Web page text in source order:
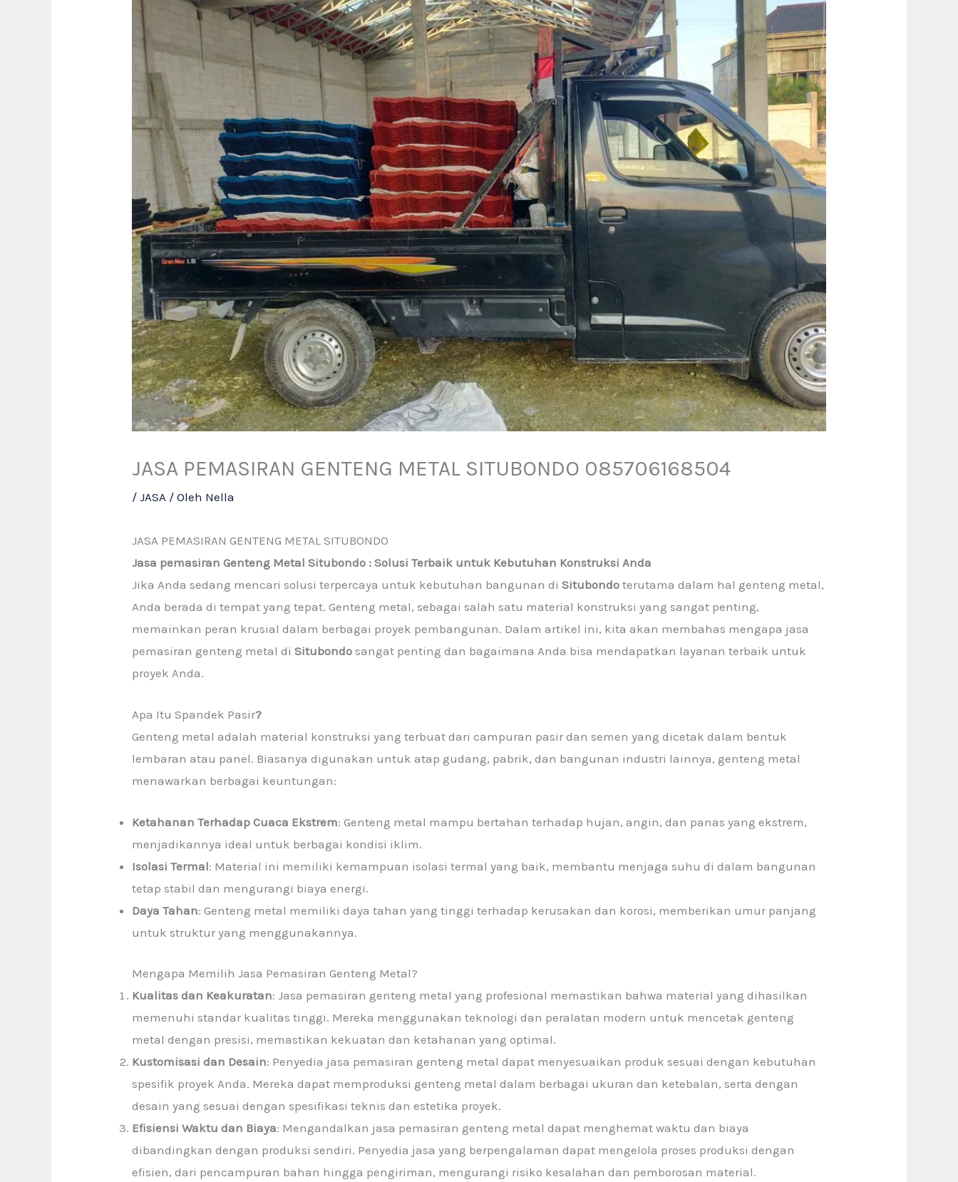
JASA PEMASIRAN GENTENG METAL SITUBONDO 085706168504
/JASA / Oleh Nella
JASA PEMASIRAN GENTENG METAL SITUBONDO
Jasa pemasiran Genteng Metal Situbondo : Solusi Terbaik untuk Kebutuhan Konstruksi Anda
Jika Anda sedang mencari solusi terpercaya untuk kebutuhan bangunan diSitubondoterutama dalam hal genteng metal,
Anda berada di tempat yang tepat. Genteng metal, sebagai salah satu material konstruksi yang sangat penting,
memainkan peran krusial dalam berbagai proyek pembangunan. Dalam artikel ini, kita akan membahas mengapa jasa
pemasiran genteng metal diSitubondo sangat penting dan bagaimana Anda bisa mendapatkan layanan terbaik untuk
proyek Anda.
Apa Itu Spandek Pasir?
Genteng metal adalah material konstruksi yang terbuat dari campuran pasir dan semen yang dicetak dalam bentuk
lembaran atau panel. Biasanya digunakan untuk atap gudang, pabrik, dan bangunan industri lainnya, genteng metal
menawarkan berbagai keuntungan:
Ketahanan Terhadap Cuaca Ekstrem: Genteng metal mampu bertahan terhadap hujan, angin, dan panas yang ekstrem,
menjadikannya ideal untuk berbagai kondisi iklim.
Isolasi Termal: Material ini memiliki kemampuan isolasi termal yang baik, membantu menjaga suhu di dalam bangunan
tetap stabil dan mengurangi biaya energi.
Daya Tahan: Genteng metal memiliki daya tahan yang tinggi terhadap kerusakan dan korosi, memberikan umur panjang
untuk struktur yang menggunakannya.
Mengapa Memilih Jasa Pemasiran Genteng Metal?
Kualitas dan Keakuratan: Jasa pemasiran genteng metal yang profesional memastikan bahwa material yang dihasilkan
memenuhi standar kualitas tinggi. Mereka menggunakan teknologi dan peralatan modern untuk mencetak genteng
metal dengan presisi, memastikan kekuatan dan ketahanan yang optimal.
Kustomisasi dan Desain: Penyedia jasa pemasiran genteng metal dapat menyesuaikan produk sesuai dengan kebutuhan
spesifik proyek Anda. Mereka dapat memproduksi genteng metal dalam berbagai ukuran dan ketebalan, serta dengan
desain yang sesuai dengan spesifikasi teknis dan estetika proyek.
Efisiensi Waktu dan Biaya: Mengandalkan jasa pemasiran genteng metal dapat menghemat waktu dan biaya
dibandingkan dengan produksi sendiri. Penyedia jasa yang berpengalaman dapat mengelola proses produksi dengan
efisien, dari pencampuran bahan hingga pengiriman, mengurangi risiko kesalahan dan pemborosan material.